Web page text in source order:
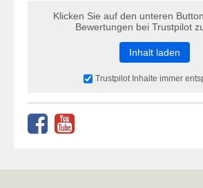
Klicken Sie auf den unteren
Bewertungen bei Trustpilot
Inhalt laden
Trustpilot Inhalte immer